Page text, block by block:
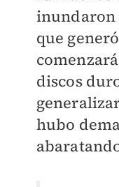
inundaron
que
discos
hubo